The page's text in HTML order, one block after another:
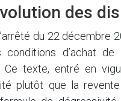
des
du 22 décembre
conditions d’achat
Ce texte, entré en
plutôt que la